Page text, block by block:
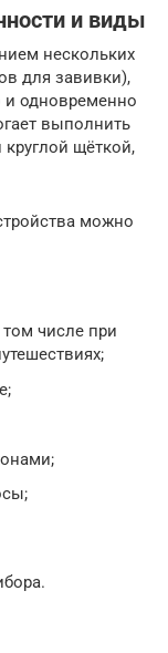
и виды
нескольких
для завивки),
одновременно
выполнить
щёткой,
можно
числе при